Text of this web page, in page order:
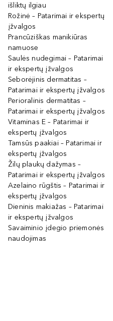
išliktų ilgiau
Rožinė – Patarimai ir ekspertų
įžvalgos
Prancūziškas manikiūras
namuose
Saulės nudegimai – Patarimai
ir ekspertų įžvalgos
Seborėjinis dermatitas –
Patarimai ir ekspertų įžvalgos
Perioralinis dermatitas –
Patarimai ir ekspertų įžvalgos
Vitaminas E – Patarimai ir
ekspertų įžvalgos
Tamsūs paakiai – Patarimai ir
ekspertų įžvalgos
Žilų plaukų dažymas –
Patarimai ir ekspertų įžvalgos
Azelaino rūgštis – Patarimai ir
ekspertų įžvalgos
Dieninis makiažas – Patarimai
ir ekspertų įžvalgos
Savaiminio įdegio priemonės
naudojimas